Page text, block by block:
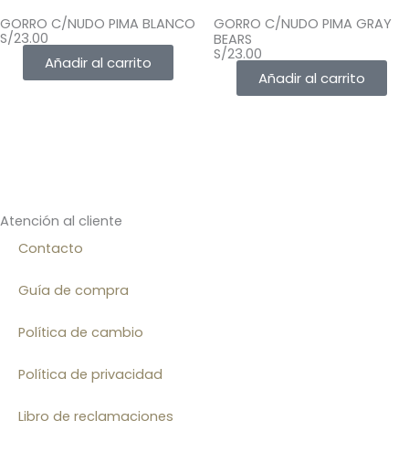
GORRO C/NUDO PIMA BLANCO
S/23.00
Añadir al carrito
GORRO C/NUDO PIMA GRAY
BEARS
S/23.00
Añadir al carrito
Atención al cliente
Contacto
Guía de compra
Política de cambio
Política de privacidad
Libro de reclamaciones